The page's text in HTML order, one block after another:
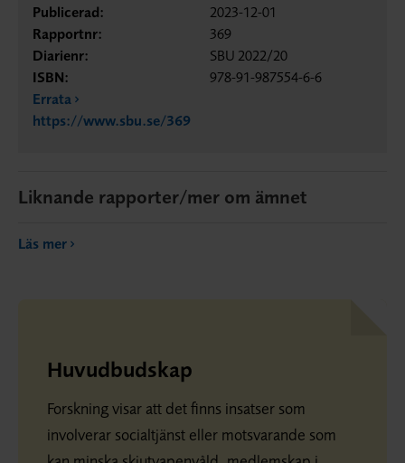
Publicerad:
2023-12-01
Rapportnr:
369
Diarienr:
SBU 2022/20
ISBN:
978-91-987554-6-6
Errata
https://www.sbu.se/369
Liknande rapporter/mer om ämnet
Läs mer
Huvudbudskap
Forskning visar att det finns insatser som
involverar socialtjänst eller motsvarande som